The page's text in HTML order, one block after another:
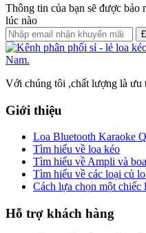
Thông tin của bạn sẽ được
lúc nào
Với chúng tôi ,chất lượng là ưu
Giới thiệu
Loa Bluetooth Karaoke
Tìm hiểu về loa kéo
Tìm hiểu về Ampli và
Tìm hiểu về các loại củ
Cách lựa chọn một chiếc
Hỗ trợ khách hàng